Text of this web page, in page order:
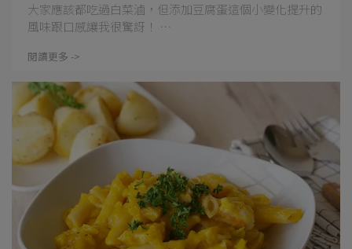
大家應該都吃過白菜滷，但添加豆腐蛋這個小變化提升的
風味跟口感讓我很驚訝！ ⋯
閱讀更多 ->